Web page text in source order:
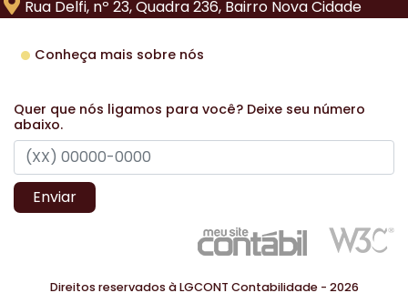
Rua Delfi, nº 23, Quadra 236, Bairro Nova Cidade
Conheça mais sobre nós
Quer que nós ligamos para você? Deixe seu número
abaixo.
Enviar
Direitos reservados à LGCONT Contabilidade - 2026